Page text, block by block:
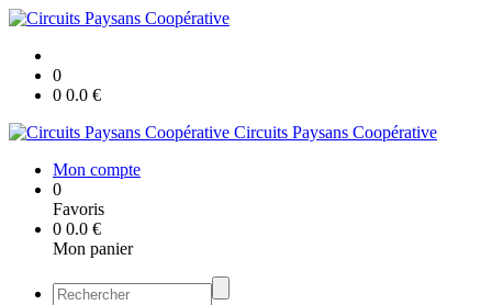
0
0 0.0 €
Circuits Paysans Coopérative
Mon compte
0
Favoris
0 0.0 €
Mon panier